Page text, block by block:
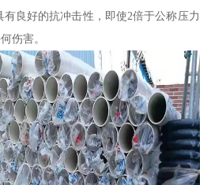
有良好的抗冲击性，即使2倍于公称压力
伤害。